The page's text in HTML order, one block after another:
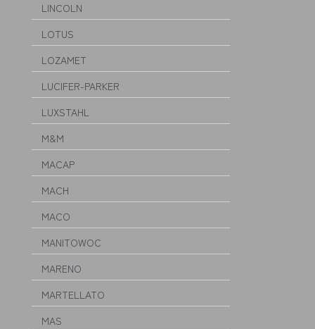
LINCOLN
LOTUS
LOZAMET
LUCIFER-PARKER
LUXSTAHL
M&M
MACAP
MACH
MACO
MANITOWOC
MARENO
MARTELLATO
MAS